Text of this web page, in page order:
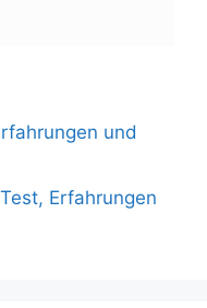
und
Erfahrungen